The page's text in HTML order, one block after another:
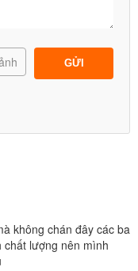
màu sắc khác nhau
GỬI
không chán đây các ba
chất lượng nên mình